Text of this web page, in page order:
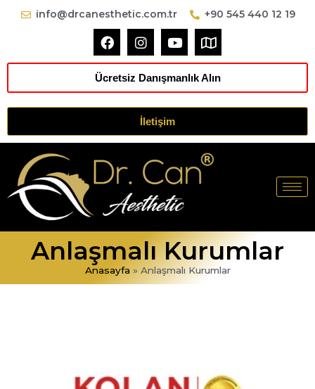
info@drcanesthetic.com.tr +90 545 440 12 19
Ücretsiz Danışmanlık Alın
İletişim
Anlaşmalı Kurumlar
Anasayfa » Anlaşmalı Kurumlar